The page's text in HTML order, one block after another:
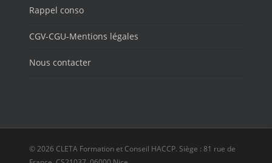
Rappel conso
CGV-CGU-Mentions légales
Nous contacter
© 2026 CLETA Formation et Conseil HACCP. Siège : 81 rue de